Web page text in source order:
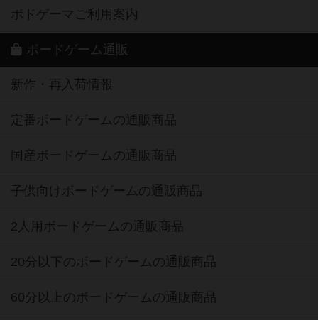
ボドゲーマご利用案内
ボードゲーム通販
新作・再入荷情報
定番ボードゲームの通販商品
国産ボードゲームの通販商品
子供向けボードゲームの通販商品
2人用ボードゲームの通販商品
20分以下のボードゲームの通販商品
60分以上のボードゲームの通販商品